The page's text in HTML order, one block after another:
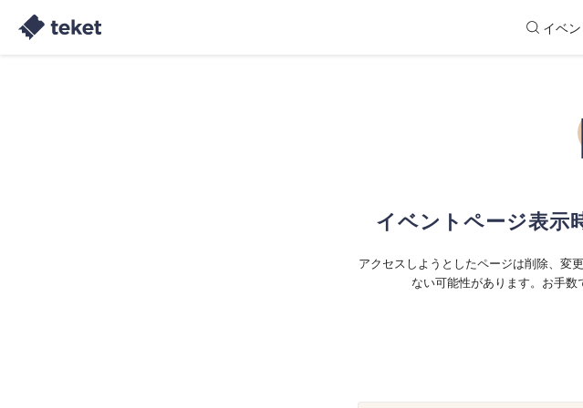
イベ
イベントページ表示
アクセスしようとしたページは削除、変
ない可能性があります。お手数